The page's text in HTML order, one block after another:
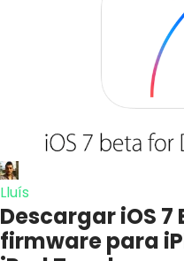
Lluís
Descargar iOS 7
firmware para